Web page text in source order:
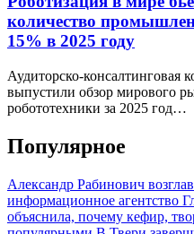
количество
15% в 2025 году
Аудиторско-
выпустили обзор мирового
робототехники за 2025 год…
Популярное
Александр Рабинович
информационное агентство
объяснила, почему кефир,